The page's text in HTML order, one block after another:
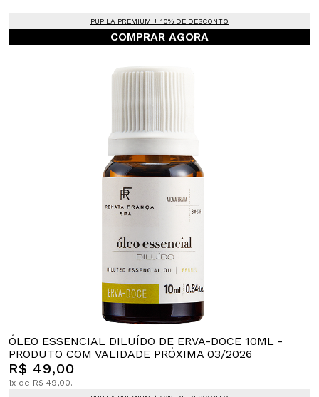
PUPILA PREMIUM + 10% DE DESCONTO
COMPRAR AGORA
ÓLEO ESSENCIAL DILUÍDO DE ERVA-DOCE 10ML -
PRODUTO COM VALIDADE PRÓXIMA 03/2026
R$ 49,00
1x de R$ 49,00.